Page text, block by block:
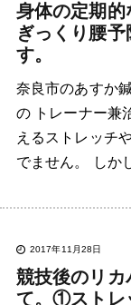
身体の定期的
ぎっくり腰
す。
奈良市のあすか
の トレーナー
えるストレッチ
でません。 しか
2017年11月28日
競技後のリ
て。①ストレ